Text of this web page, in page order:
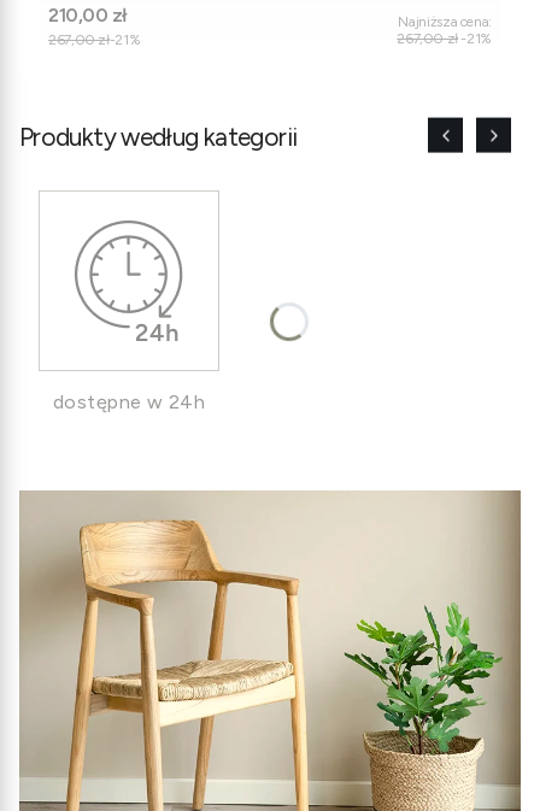
Cena promocyjna
210,00 zł
267,00 zł-21%
Najniższa cena:
267,00 zł -21%
Produkty według kategorii
dostępne w 24h